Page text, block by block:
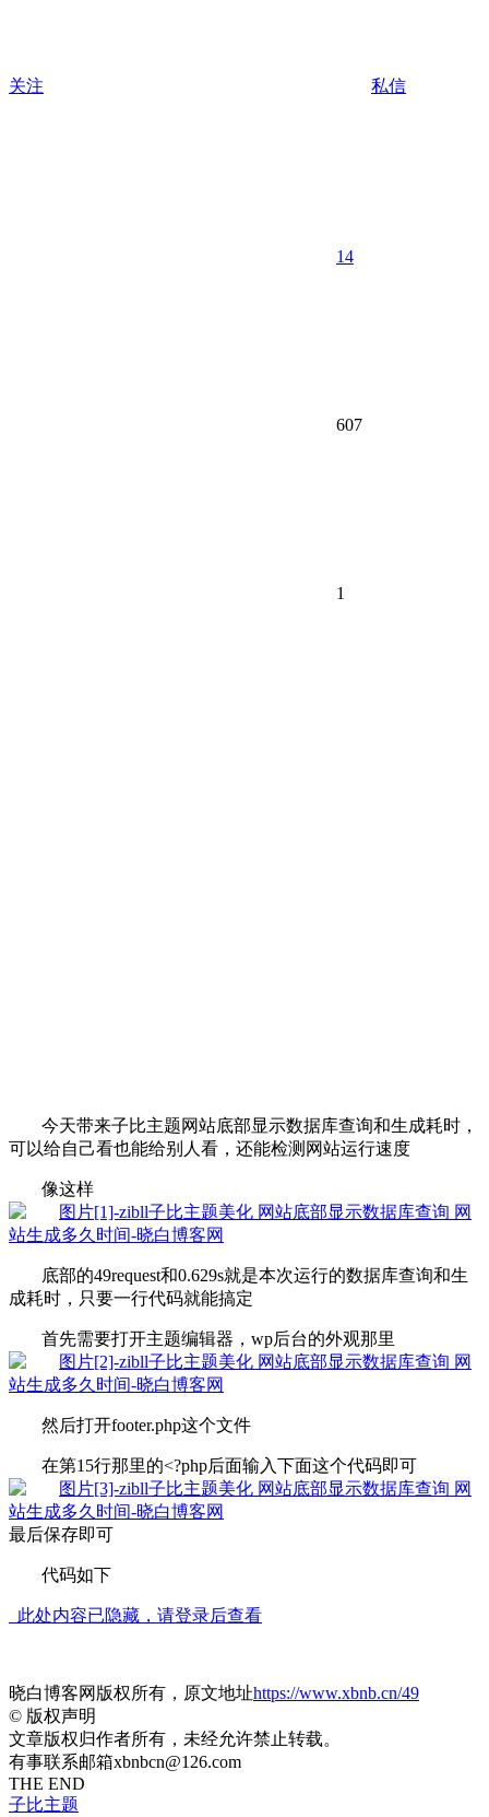
关注 私信
14
607
1
今天带来子比主题网站底部显示数据库查询和生成耗时，
可以给自己看也能给别人看，还能检测网站运行速度
像这样
底部的49request和0.629s就是本次运行的数据库查询和生
成耗时，只要一行代码就能搞定
首先需要打开主题编辑器，wp后台的外观那里
然后打开footer.php这个文件
在第15行那里的<?php后面输入下面这个代码即可
最后保存即可
代码如下
此处内容已隐藏，请登录后查看
晓白博客网版权所有，原文地址https://www.xbnb.cn/49
© 版权声明
文章版权归作者所有，未经允许禁止转载。
有事联系邮箱xbnbcn@126.com
THE END
子比主题